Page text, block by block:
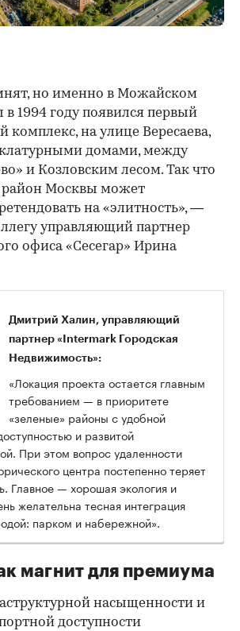
но именно в Можайском
1994 году появился первый
на улице Вересаева,
домами, между
и Козловским лесом. Так что
район Москвы может
на «элитность», —
управляющий партнер
офиса «Сесегар» Ирина
Дмитрий Халин, управляющий
партнер «Intermark Городская
Недвижимость»:
«Локация проекта остается главным
требованием — в приоритете
«зеленые» районы с удобной
и развитой
При этом вопрос удаленности
центра постепенно теряет
Главное — хорошая экология и
желательна тесная интеграция
парком и набережной».
магнит для премиума
насыщенности и
доступности